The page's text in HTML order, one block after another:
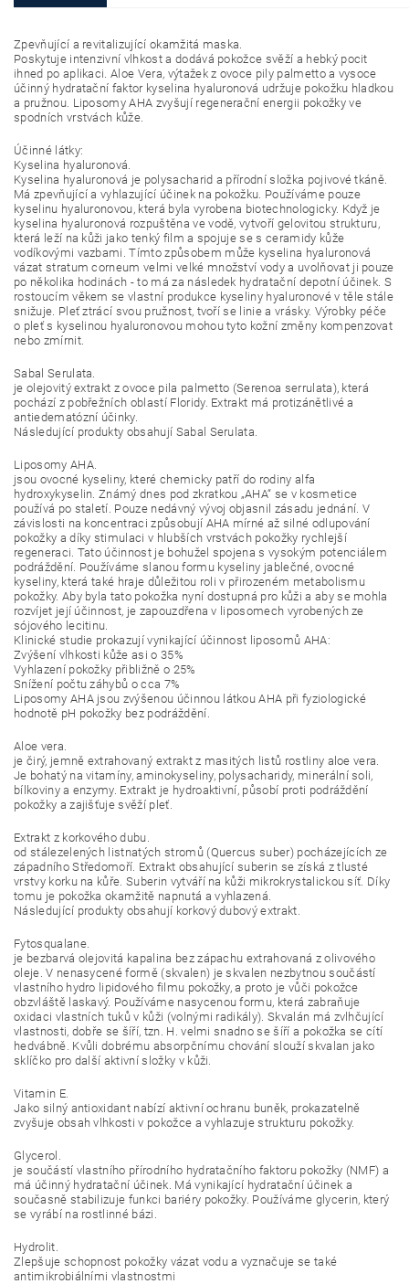
Zpevňující a revitalizující okamžitá maska.
Poskytuje intenzivní vlhkost a dodává pokožce svěží a hebký pocit
ihned po aplikaci. Aloe Vera, výtažek z ovoce pily palmetto a vysoce
účinný hydratační faktor kyselina hyaluronová udržuje pokožku hladkou
a pružnou. Liposomy AHA zvyšují regenerační energii pokožky ve
spodních vrstvách kůže.
Účinné látky:
Kyselina hyaluronová.
Kyselina hyaluronová je polysacharid a přírodní složka pojivové tkáně.
Má zpevňující a vyhlazující účinek na pokožku. Používáme pouze
kyselinu hyaluronovou, která byla vyrobena biotechnologicky. Když je
kyselina hyaluronová rozpuštěna ve vodě, vytvoří gelovitou strukturu,
která leží na kůži jako tenký film a spojuje se s ceramidy kůže
vodíkovými vazbami. Tímto způsobem může kyselina hyaluronová
vázat stratum corneum velmi velké množství vody a uvolňovat ji pouze
po několika hodinách - to má za následek hydratační depotní účinek. S
rostoucím věkem se vlastní produkce kyseliny hyaluronové v těle stále
snižuje. Pleť ztrácí svou pružnost, tvoří se linie a vrásky. Výrobky péče
o pleť s kyselinou hyaluronovou mohou tyto kožní změny kompenzovat
nebo zmírnit.
Sabal Serulata.
je olejovitý extrakt z ovoce pila palmetto (Serenoa serrulata), která
pochází z pobřežních oblastí Floridy. Extrakt má protizánětlivé a
antiedematózní účinky.
Následující produkty obsahují Sabal Serulata.
Liposomy AHA.
jsou ovocné kyseliny, které chemicky patří do rodiny alfa
hydroxykyselin. Známý dnes pod zkratkou „AHA“ se v kosmetice
používá po staletí. Pouze nedávný vývoj objasnil zásadu jednání. V
závislosti na koncentraci způsobují AHA mírné až silné odlupování
pokožky a díky stimulaci v hlubších vrstvách pokožky rychlejší
regeneraci. Tato účinnost je bohužel spojena s vysokým potenciálem
podráždění. Používáme slanou formu kyseliny jablečné, ovocné
kyseliny, která také hraje důležitou roli v přirozeném metabolismu
pokožky. Aby byla tato pokožka nyní dostupná pro kůži a aby se mohla
rozvíjet její účinnost, je zapouzdřena v liposomech vyrobených ze
sójového lecitinu.
Klinické studie prokazují vynikající účinnost liposomů AHA:
Zvýšení vlhkosti kůže asi o 35%
Vyhlazení pokožky přibližně o 25%
Snížení počtu záhybů o cca 7%
Liposomy AHA jsou zvýšenou účinnou látkou AHA při fyziologické
hodnotě pH pokožky bez podráždění.
Aloe vera.
je čirý, jemně extrahovaný extrakt z masitých listů rostliny aloe vera.
Je bohatý na vitamíny, aminokyseliny, polysacharidy, minerální soli,
bílkoviny a enzymy. Extrakt je hydroaktivní, působí proti podráždění
pokožky a zajišťuje svěží pleť.
Extrakt z korkového dubu.
od stálezelených listnatých stromů (Quercus suber) pocházejících ze
západního Středomoří. Extrakt obsahující suberin se získá z tlusté
vrstvy korku na kůře. Suberin vytváří na kůži mikrokrystalickou síť. Díky
tomu je pokožka okamžitě napnutá a vyhlazená.
Následující produkty obsahují korkový dubový extrakt.
Fytosqualane.
je bezbarvá olejovitá kapalina bez zápachu extrahovaná z olivového
oleje. V nenasycené formě (skvalen) je skvalen nezbytnou součástí
vlastního hydro lipidového filmu pokožky, a proto je vůči pokožce
obzvláště laskavý. Používáme nasycenou formu, která zabraňuje
oxidaci vlastních tuků v kůži (volnými radikály). Skvalán má zvlhčující
vlastnosti, dobře se šíří, tzn. H. velmi snadno se šíří a pokožka se cítí
hedvábně. Kvůli dobrému absorpčnímu chování slouží skvalan jako
sklíčko pro další aktivní složky v kůži.
Vitamin E.
Jako silný antioxidant nabízí aktivní ochranu buněk, prokazatelně
zvyšuje obsah vlhkosti v pokožce a vyhlazuje strukturu pokožky.
Glycerol.
je součástí vlastního přírodního hydratačního faktoru pokožky (NMF) a
má účinný hydratační účinek. Má vynikající hydratační účinek a
současně stabilizuje funkci bariéry pokožky. Používáme glycerin, který
se vyrábí na rostlinné bázi.
Hydrolit.
Zlepšuje schopnost pokožky vázat vodu a vyznačuje se také
antimikrobiálními vlastnostmi